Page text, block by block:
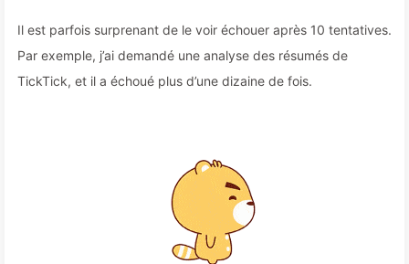
Il est parfois surprenant de le voir échouer après 10 tentatives.
Par exemple, j’ai demandé une analyse des résumés de
TickTick, et il a échoué plus d’une dizaine de fois.